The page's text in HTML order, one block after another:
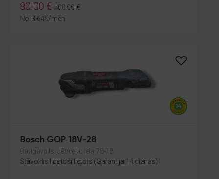
80.00 € 100.00€
No 3.64€/mēn.
Bosch GOP 18V-28
Daugavpils, Jātnieku iela 78-1B
Stāvoklis Ilgstoši lietots (Garantija 14 dienas)